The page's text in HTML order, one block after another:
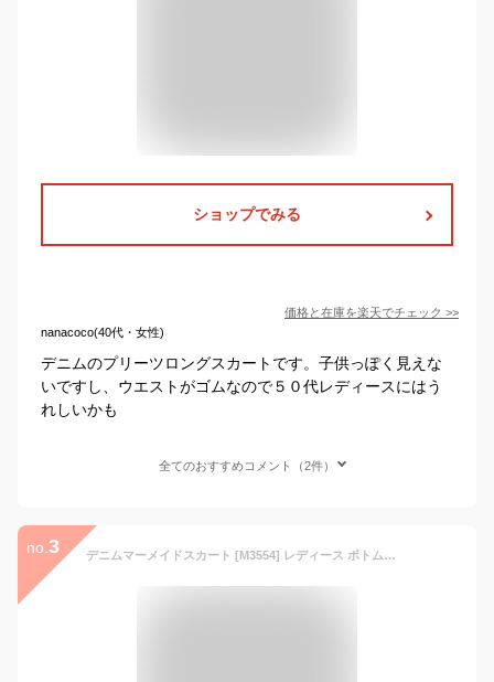
ショップでみる
価格と在庫を楽天でチェック >>
nanacoco(40代・女性)
デニムのプリーツロングスカートです。子供っぽく見えな
いですし、ウエストがゴムなので５０代レディースにはう
れしいかも
全てのおすすめコメント（2件）
no. 3 デニムマーメイドスカート [M3554] レディース ボトムス ロング丈 カジュアル きれいめ 着回し デイリー 大人 マーメード ロングスカート 体型カバー トレンド 春 秋冬 オールシーズン おしゃれ スリット ポケット【送料無料】